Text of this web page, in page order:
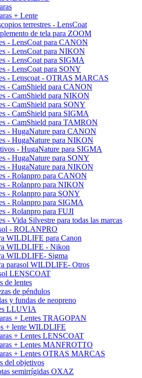
+ Lente
terrestres - LensCoat
de tela para ZOOM
- LensCoat para CANON
- LensCoat para NIKON
- LensCoat para SIGMA
- LensCoat para SONY
- Lenscoat - OTRAS MARCAS
- CamShield para CANON
- CamShield para NIKON
- CamShield para SONY
- CamShield para SIGMA
- CamShield para TAMRON
- HugaNature para CANON
- HugaNature para NIKON
- HugaNature para SIGMA
- HugaNature para SONY
- HugaNature para NIKON
- Rolanpro para CANON
- Rolanpro para NIKON
- Rolanpro para SONY
- Rolanpro para SIGMA
- Rolanpro para FUJI
- Vida Silvestre para todas las marcas
- ROLANPRO
WILDLIFE para Canon
WILDLIFE - Nikon
WILDLIFE- Sigma
parasol WILDLIFE- Otros
LENSCOAT
de lentes
de péndulos
y fundas de neopreno
LLUVIA
+ Lentes TRAGOPAN
+ lente WILDLIFE
+ Lentes LENSCOAT
+ Lentes MANFROTTO
+ Lentes OTRAS MARCAS
del objetivos
semirrígidas OXAZ